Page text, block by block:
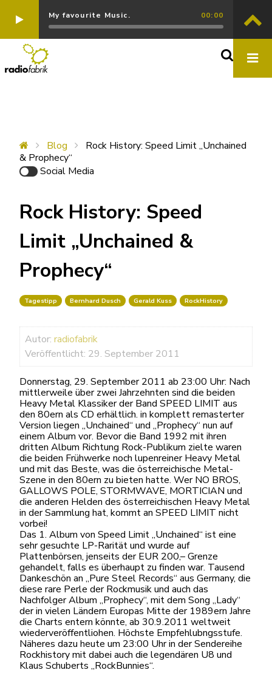
My favourite Music. 00:00
Blog
Rock History: Speed Limit „Unchained
& Prophecy“
Social Media
Rock History: Speed
Limit „Unchained &
Prophecy“
Tagestipp Bernhard Dusch Gerald Kuss RockHistory
Autor: radiofabrik
Veröffentlicht: 29. September 2011
Donnerstag, 29. September 2011 ab 23:00 Uhr: Nach
mittlerweile über zwei Jahrzehnten sind die beiden
Heavy Metal Klassiker der Band SPEED LIMIT aus
den 80ern als CD erhältlich. in komplett remasterter
Version liegen „Unchained“ und „Prophecy“ nun auf
einem Album vor. Bevor die Band 1992 mit ihren
dritten Album Richtung Rock-Publikum zielte waren
die beiden Frühwerke noch lupenreiner Heavy Metal
und mit das Beste, was die österreichische Metal-
Szene in den 80ern zu bieten hatte. Wer NO BROS,
GALLOWS POLE, STORMWAVE, MORTICIAN und
die anderen Helden des österreichischen Heavy Metal
in der Sammlung hat, kommt an SPEED LIMIT nicht
vorbei!
Das 1. Album von Speed Limit „Unchained“ ist eine
sehr gesuchte LP-Rarität und wurde auf
Plattenbörsen, jenseits der EUR 200,– Grenze
gehandelt, falls es überhaupt zu finden war. Tausend
Dankeschön an „Pure Steel Records“ aus Germany, die
diese rare Perle der Rockmusik und auch das
Nachfolger Album „Prophecy“, mit dem Song „Lady“
der in vielen Ländern Europas Mitte der 1989ern Jahre
die Charts entern könnte, ab 30.9.2011 weltweit
wiederveröffentliohen. Höchste Empfehlubngsstufe.
Näheres dazu heute um 23:00 Uhr in der Sendereihe
Rockhistory mit dabei auch die legendären U8 und
Klaus Schuberts „RockBunnies“.